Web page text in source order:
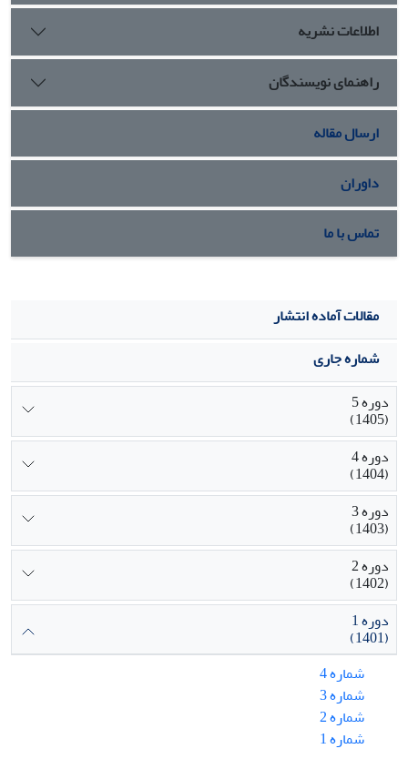
اطلاعات نشریه
راهنمای نویسندگان
ارسال مقاله
داوران
تماس با ما
مقالات آماده انتشار
شماره جاری
دوره 5
(1405)
دوره 4
(1404)
دوره 3
(1403)
دوره 2
(1402)
دوره 1
(1401)
شماره 4
شماره 3
شماره 2
شماره 1